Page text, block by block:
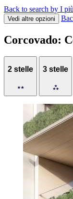
Back to search by I
Vedi altre opzioni
Corcovado:
2 stelle 3 stelle